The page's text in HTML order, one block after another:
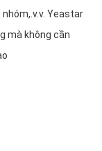
Yeastar
mà không cần